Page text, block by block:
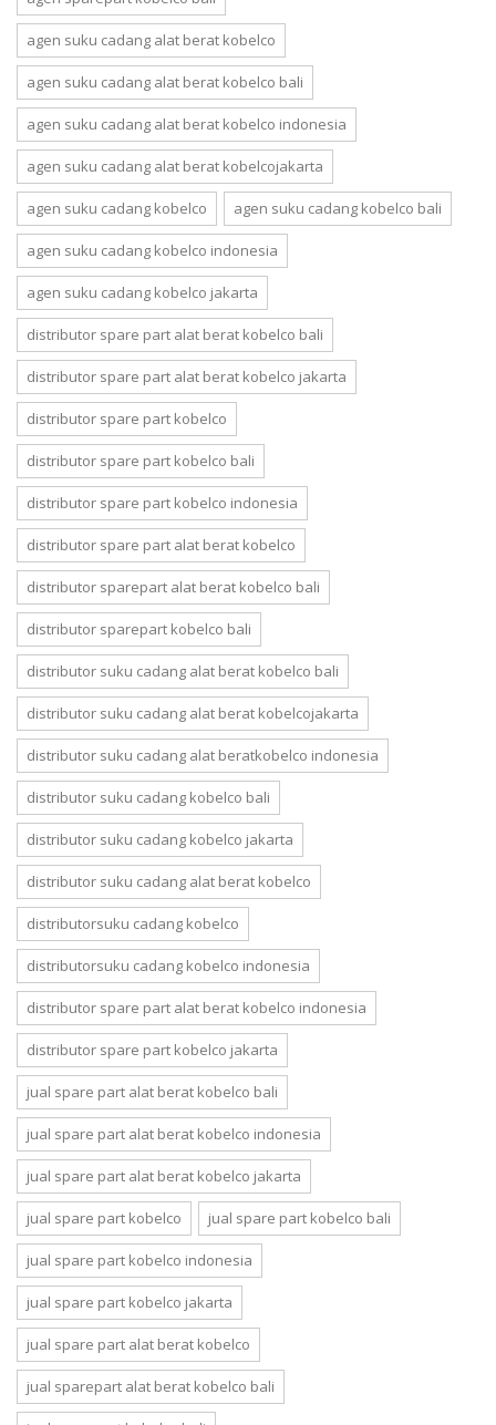
agen suku cadang alat berat kobelco
agen suku cadang alat berat kobelco bali
agen suku cadang alat berat kobelco indonesia
agen suku cadang alat berat kobelcojakarta
agen suku cadang kobelco agen suku cadang kobelco bali
agen suku cadang kobelco indonesia
agen suku cadang kobelco jakarta
distributor spare part alat berat kobelco bali
distributor spare part alat berat kobelco jakarta
distributor spare part kobelco
distributor spare part kobelco bali
distributor spare part kobelco indonesia
distributor spare part alat berat kobelco
distributor sparepart alat berat kobelco bali
distributor sparepart kobelco bali
distributor suku cadang alat berat kobelco bali
distributor suku cadang alat berat kobelcojakarta
distributor suku cadang alat beratkobelco indonesia
distributor suku cadang kobelco bali
distributor suku cadang kobelco jakarta
distributor suku cadang alat berat kobelco
distributorsuku cadang kobelco
distributorsuku cadang kobelco indonesia
distributor spare part alat berat kobelco indonesia
distributor spare part kobelco jakarta
jual spare part alat berat kobelco bali
jual spare part alat berat kobelco indonesia
jual spare part alat berat kobelco jakarta
jual spare part kobelco jual spare part kobelco bali
jual spare part kobelco indonesia
jual spare part kobelco jakarta
jual spare part alat berat kobelco
jual sparepart alat berat kobelco bali